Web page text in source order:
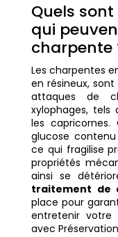
Quels
qui
charpente
Les charpentes
en résineux,
attaques de
xylophages,
les
glucose
ce qui fragilise
propriétés
ainsi se
traitement de
place pour
entretenir votre
avec